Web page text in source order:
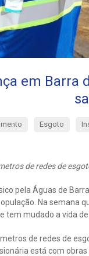
em Barra
Esgoto
de redes de
pela Águas de
Na semana
tem mudado a vida de
de redes de
está com